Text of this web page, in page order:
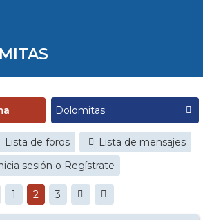
Lista de foros
Lista de mensajes
sesión o Regístrate
1 2 3